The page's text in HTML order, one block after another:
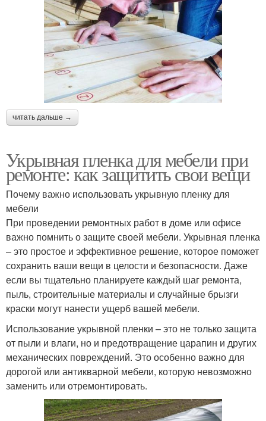
читать дальше →
Укрывная пленка для мебели при
ремонте: как защитить свои вещи
Почему важно использовать укрывную пленку для
мебели
При проведении ремонтных работ в доме или офисе
важно помнить о защите своей мебели. Укрывная пленка
– это простое и эффективное решение, которое поможет
сохранить ваши вещи в целости и безопасности. Даже
если вы тщательно планируете каждый шаг ремонта,
пыль, строительные материалы и случайные брызги
краски могут нанести ущерб вашей мебели.
Использование укрывной пленки – это не только защита
от пыли и влаги, но и предотвращение царапин и других
механических повреждений. Это особенно важно для
дорогой или антикварной мебели, которую невозможно
заменить или отремонтировать.